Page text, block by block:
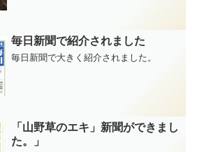
毎日新聞で紹介されました
毎日新聞で大きく紹介されました。
「山野草のエキ」新聞ができまし
た。」